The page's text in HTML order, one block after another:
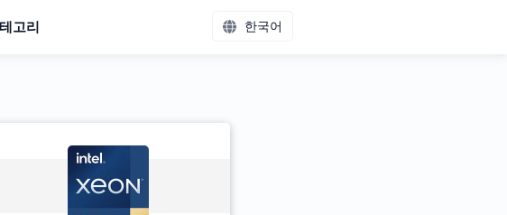
고리 한국어